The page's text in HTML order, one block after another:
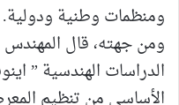
ومنظمات وطنية ودولية.
ومن جهته، قال
الدراسات الهندسية ”